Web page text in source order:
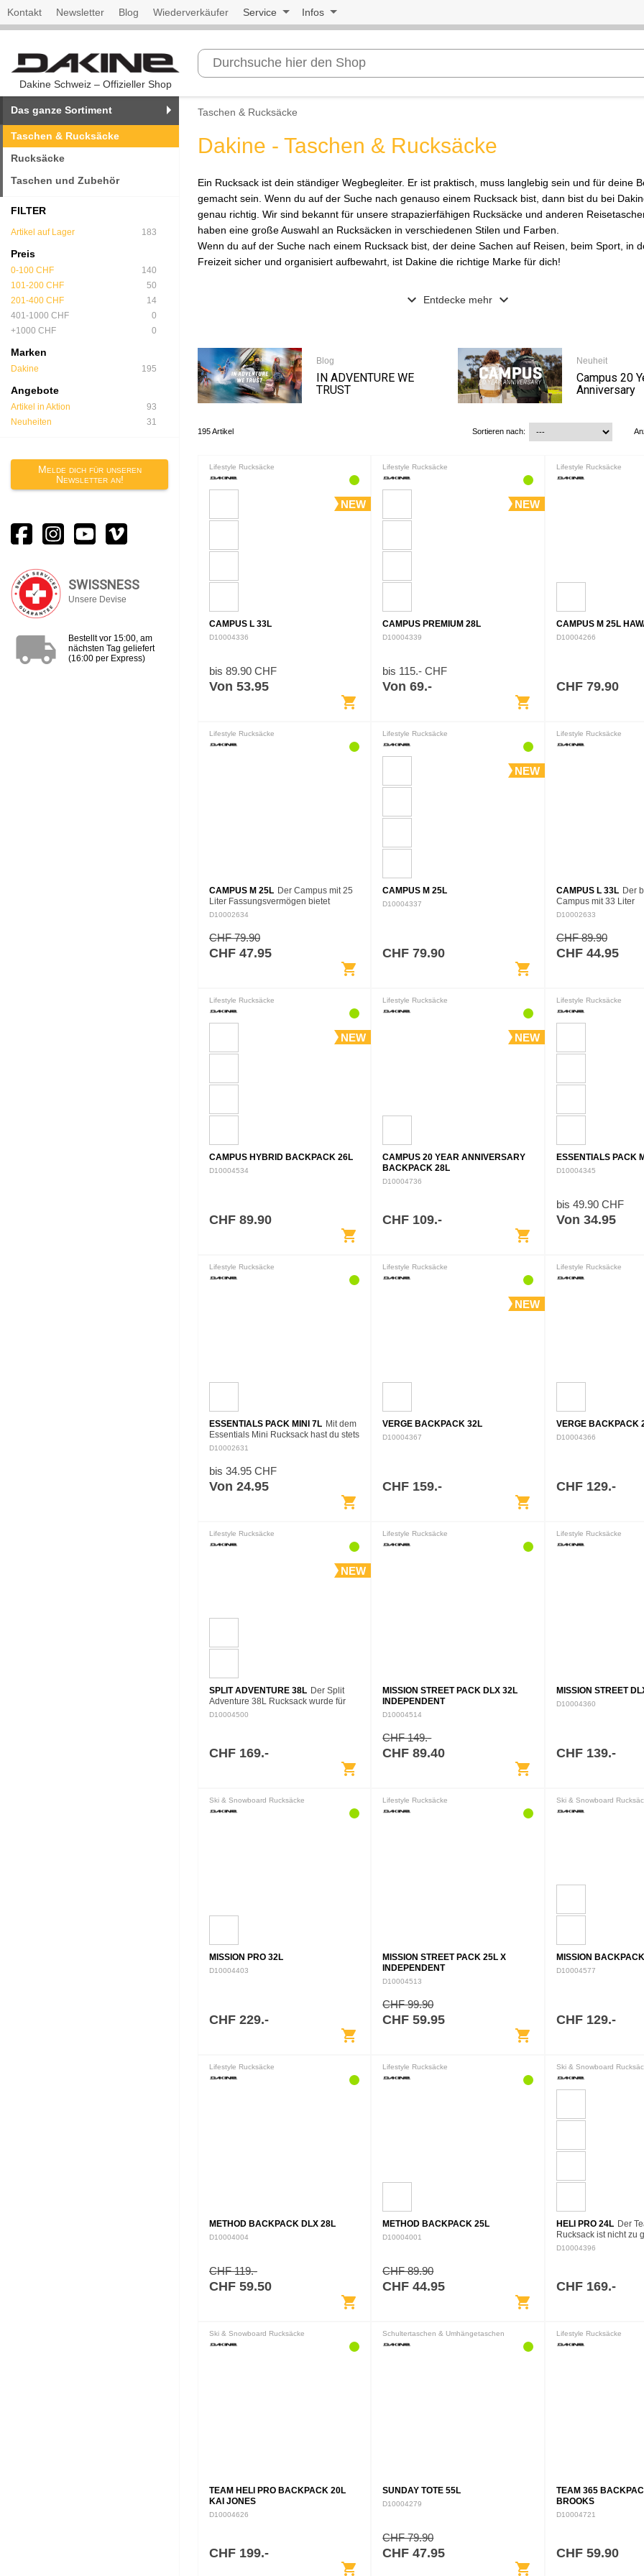
Kontakt Newsletter Blog Wiederverkäufer Service Infos
Dakine Schweiz – Offizieller Shop
Das ganze Sortiment
Taschen & Rucksäcke
Rucksäcke
Taschen und Zubehör
FILTER
Artikel auf Lager 183
Preis
0-100 CHF
140
101-200 CHF
50
201-400 CHF
14
401-1000 CHF
0
+1000 CHF
0
Marken
Dakine 195
Angebote
Artikel in Aktion
93
Neuheiten
31
Melde dich für unseren
Newsletter an!
SWISSNESS
Unsere Devise
local_shipping
Bestellt vor 15:00, am
nächsten Tag geliefert
(16:00 per Express)
Taschen & Rucksäcke
Dakine - Taschen & Rucksäcke
Ein Rucksack ist dein ständiger Wegbegleiter. Er ist praktisch, muss langlebig sein und für deine
gemacht sein. Wenn du auf der Suche nach genauso einem Rucksack bist, dann bist du bei
genau richtig. Wir sind bekannt für unsere strapazierfähigen Rucksäcke und anderen
haben eine große Auswahl an Rucksäcken in verschiedenen Stilen und Farben.
Wenn du auf der Suche nach einem Rucksack bist, der deine Sachen auf Reisen, beim Sport, in
Freizeit sicher und organisiert aufbewahrt, ist Dakine die richtige Marke für dich!
expand_more Entdecke mehr expand_more
Blog
IN ADVENTURE WE
TRUST
Neuheit
Campus 20
Anniversary
195 Artikel Sortieren nach:
Lifestyle Rucksäcke
NEW
CAMPUS L 33L
D10004336
bis 89.90 CHF
Von 53.95
shopping_cart
Lifestyle Rucksäcke
NEW
CAMPUS PREMIUM 28L
D10004339
bis 115.- CHF
Von 69.-
shopping_cart
Lifestyle Rucksäcke
CAMPUS M 25L
D10004266
CHF 79.90
Lifestyle Rucksäcke
CAMPUS M 25L Der Campus mit 25
Liter Fassungsvermögen bietet
optimalen Nutzen für mittelgroße
sich an seinem großen…
D10002634
CHF 79.90
CHF 47.95
shopping_cart
Lifestyle Rucksäcke
NEW
CAMPUS M 25L
D10004337
CHF 79.90
shopping_cart
Lifestyle Rucksäcke
CAMPUS L 33L Der
Campus mit 33 Liter
Fassungsvermögen
deiner Ausbildung.
Raumkonzept bietet…
D10002633
CHF 89.90
CHF 44.95
Lifestyle Rucksäcke
NEW
CAMPUS HYBRID BACKPACK 26L
D10004534
CHF 89.90
shopping_cart
Lifestyle Rucksäcke
NEW
CAMPUS 20 YEAR ANNIVERSARY
BACKPACK 28L
D10004736
CHF 109.-
shopping_cart
Lifestyle Rucksäcke
ESSENTIALS PACK
D10004345
bis 49.90 CHF
Von 34.95
Lifestyle Rucksäcke
ESSENTIALS PACK MINI 7L Mit dem
Essentials Mini Rucksack hast du stets
die Hände frei. Als Stauraum für die
Rucksackgenau die richtige Größe…
D10002631
bis 34.95 CHF
Von 24.95
shopping_cart
Lifestyle Rucksäcke
NEW
VERGE BACKPACK 32L
D10004367
CHF 159.-
shopping_cart
Lifestyle Rucksäcke
VERGE BACKPACK
D10004366
CHF 129.-
Lifestyle Rucksäcke
NEW
SPLIT ADVENTURE 38L Der Split
Adventure 38L Rucksack wurde für
eine sorgenfreie Reise entwickelt und
D10004500
CHF 169.-
shopping_cart
Lifestyle Rucksäcke
MISSION STREET PACK DLX 32L
INDEPENDENT
D10004514
CHF 149.-
CHF 89.40
shopping_cart
Lifestyle Rucksäcke
MISSION STREET
D10004360
CHF 139.-
Ski & Snowboard Rucksäcke
MISSION PRO 32L
D10004403
CHF 229.-
shopping_cart
Lifestyle Rucksäcke
MISSION STREET PACK 25L X
INDEPENDENT
D10004513
CHF 99.90
CHF 59.95
shopping_cart
Ski & Snowboard
MISSION
D10004577
CHF 129.-
Lifestyle Rucksäcke
METHOD BACKPACK DLX 28L
D10004004
CHF 119.-
CHF 59.50
shopping_cart
Lifestyle Rucksäcke
METHOD BACKPACK 25L
D10004001
CHF 89.90
CHF 44.95
shopping_cart
Ski & Snowboard
HELI PRO 24L Der
Rucksack ist nicht zu
zu klein und liegt direkt
D10004396
CHF 169.-
Ski & Snowboard Rucksäcke
TEAM HELI PRO BACKPACK 20L
KAI JONES
D10004626
CHF 199.-
shopping_cart
Schultertaschen & Umhängetaschen
SUNDAY TOTE 55L
D10004279
CHF 79.90
CHF 47.95
shopping_cart
Lifestyle Rucksäcke
TEAM 365
BROOKS
D10004721
CHF 59.90